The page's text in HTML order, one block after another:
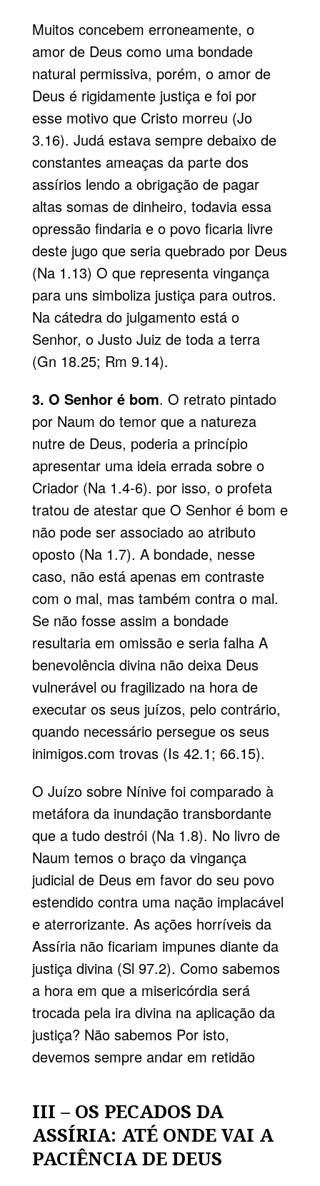
Muitos concebem erroneamente, o
amor de Deus como uma bondade
natural permissiva, porém, o amor de
Deus é rigidamente justiça e foi por
esse motivo que Cristo morreu (Jo
3.16). Judá estava sempre debaixo de
constantes ameaças da parte dos
assírios lendo a obrigação de pagar
altas somas de dinheiro, todavia essa
opressão findaria e o povo ficaria livre
deste jugo que seria quebrado por Deus
(Na 1.13) O que representa vingança
para uns simboliza justiça para outros.
Na cátedra do julgamento está o
Senhor, o Justo Juiz de toda a terra
(Gn 18.25; Rm 9.14).
3. O Senhor é bom. O retrato pintado
por Naum do temor que a natureza
nutre de Deus, poderia a princípio
apresentar uma ideia errada sobre o
Criador (Na 1.4-6). por isso, o profeta
tratou de atestar que O Senhor é bom e
não pode ser associado ao atributo
oposto (Na 1.7). A bondade, nesse
caso, não está apenas em contraste
com o mal, mas também contra o mal.
Se não fosse assim a bondade
resultaria em omissão e seria falha A
benevolência divina não deixa Deus
vulnerável ou fragilizado na hora de
executar os seus juízos, pelo contrário,
quando necessário persegue os seus
inimigos.com trovas (Is 42.1; 66.15).
O Juízo sobre Nínive foi comparado à
metáfora da inundação transbordante
que a tudo destrói (Na 1.8). No livro de
Naum temos o braço da vingança
judicial de Deus em favor do seu povo
estendido contra uma nação implacável
e aterrorizante. As ações horríveis da
Assíria não ficariam impunes diante da
justiça divina (Sl 97.2). Como sabemos
a hora em que a misericórdia será
trocada pela ira divina na aplicação da
justiça? Não sabemos Por isto,
devemos sempre andar em retidão
III – OS PECADOS DA
ASSÍRIA: ATÉ ONDE VAI A
PACIÊNCIA DE DEUS